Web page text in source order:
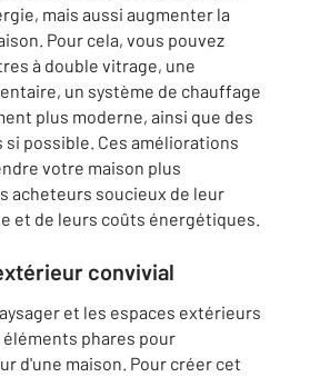
mais aussi augmenter la
Pour cela, vous pouvez
à double vitrage, une
un système de chauffage
plus moderne, ainsi que des
si possible. Ces améliorations
votre maison plus
acheteurs soucieux de leur
et de leurs coûts énergétiques.
convivial
et les espaces extérieurs
phares pour
d'une maison. Pour créer cet